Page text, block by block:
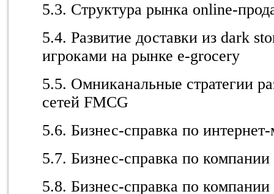
5.3. Структура рынка online-
5.4. Развитие доставки из dark
игроками на рынке e-grocery
5.5. Омниканальные стратегии
сетей FMCG
5.6. Бизнес-справка по
5.7. Бизнес-справка по компании
5.8. Бизнес-справка по